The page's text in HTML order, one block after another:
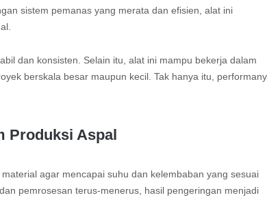
sistem pemanas yang merata dan efisien, alat ini
dan konsisten. Selain itu, alat ini mampu bekerja dalam
berskala besar maupun kecil. Tak hanya itu,
Produksi Aspal
agar mencapai suhu dan kelembaban yang sesuai
pemrosesan terus-menerus, hasil pengeringan menjadi